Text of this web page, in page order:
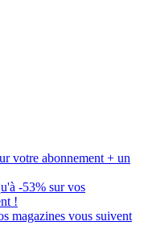
votre abonnement + un
-53% sur vos
!
magazines vous suivent